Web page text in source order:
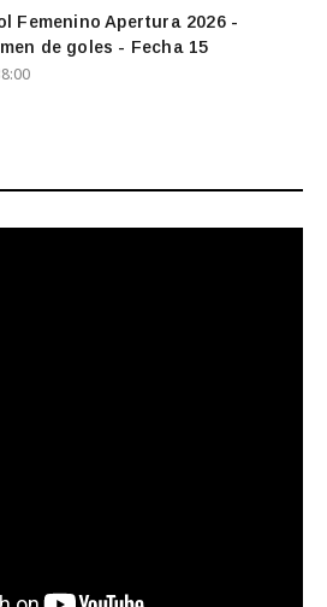
Femenino Apertura 2026 -
de goles - Fecha 15